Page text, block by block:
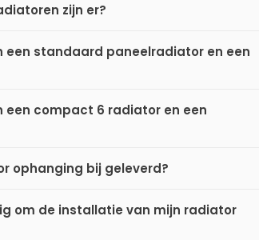
zijn er?
een standaard paneelradiator en een
een compact 6 radiator en een
ophanging bij geleverd?
om de installatie van mijn radiator